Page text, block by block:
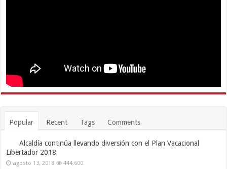
Popular Recent Tags Comments
Alcaldía continúa llevando diversión con el Plan Vacacional
Libertador 2018
agosto 13, 2018 444,600